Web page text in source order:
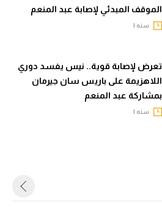
الموقف المبدئي لإصابة عبد المنعم
سنه |
تعرض لإصابة قوية.. نيس يفسد دوري
اللاهزيمة على باريس سان جيرمان
بمشاركة عبد المنعم
سنه |